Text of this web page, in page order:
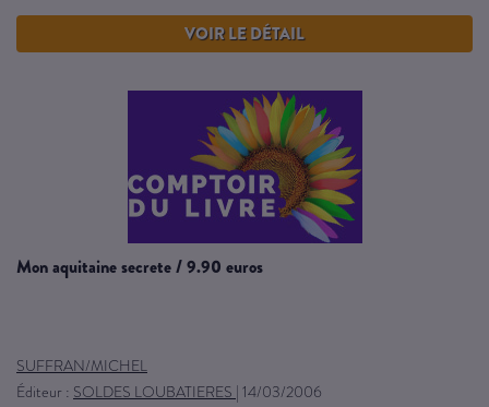
VOIR LE DÉTAIL
mon aquitaine secrete / 9.90 euros
SUFFRAN/MICHEL
Éditeur : SOLDES LOUBATIERES | 14/03/2006